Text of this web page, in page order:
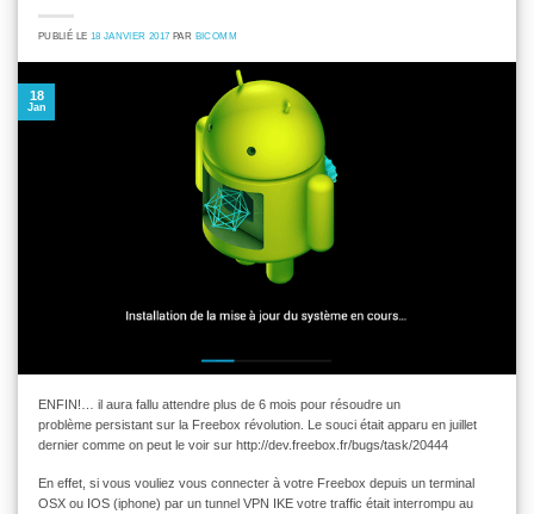
PUBLIÉ LE 18 JANVIER 2017 PAR BICOMM
18
Jan
ENFIN!… il aura fallu attendre plus de 6 mois pour résoudre un
problème persistant sur la Freebox révolution. Le souci était apparu en juillet
dernier comme on peut le voir sur http://dev.freebox.fr/bugs/task/20444
En effet, si vous vouliez vous connecter à votre Freebox depuis un terminal
OSX ou IOS (iphone) par un tunnel VPN IKE votre traffic était interrompu au